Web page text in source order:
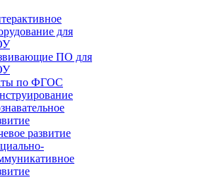
для
ПО для
по ФГОС
развитие